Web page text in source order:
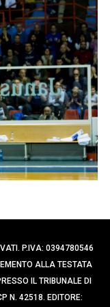
P.IVA: 0394780546
ALLA TESTATA
IL TRIBUNALE DI
N. 42518. EDITORE: